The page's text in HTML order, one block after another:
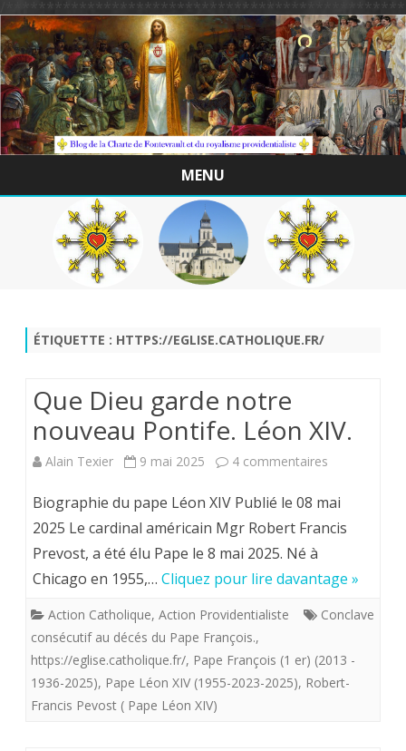
/
MENU
Skip
to
content
ÉTIQUETTE : HTTPS://EGLISE.CATHOLIQUE.FR/
Que Dieu garde notre
nouveau Pontife. Léon XIV.
Alain Texier 9 mai 2025 4 commentaires
Dieu
notre
nouveau
Léon
Biographie du pape Léon XIV Publié le 08 mai
2025 Le cardinal américain Mgr Robert Francis
Prevost, a été élu Pape le 8 mai 2025. Né à
Chicago en 1955,… Cliquez pour lire davantage »
Action Catholique, Action Providentialiste
Conclave
consécutif au décés du Pape François.,
https://eglise.catholique.fr/, Pape François (1 er) (2013 -
1936-2025), Pape Léon XIV (1955-2023-2025), Robert-
Francis Pevost ( Pape Léon XIV)